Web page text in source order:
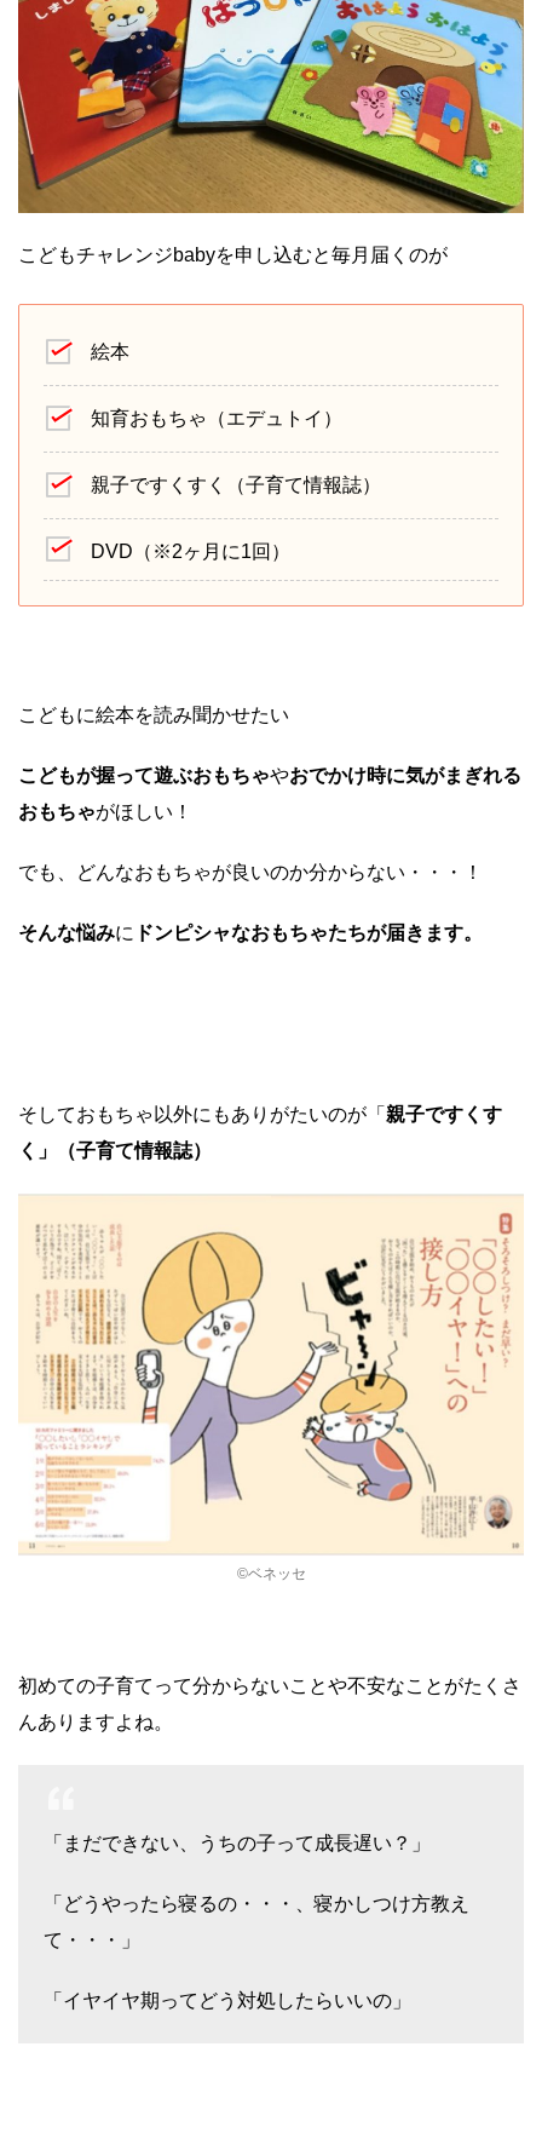
こどもチャレンジbabyを申し込むと毎月届くのが
絵本
知育おもちゃ（エデュトイ）
親子ですくすく（子育て情報誌）
DVD（※2ヶ月に1回）
こどもに絵本を読み聞かせたい
こどもが握って遊ぶおもちゃやおでかけ時に気がまぎれる
おもちゃがほしい！
でも、どんなおもちゃが良いのか分からない・・・！
そんな悩みに ドンピシャなおもちゃたちが届きます。
そしておもちゃ以外にもありがたいのが「 親子ですくす
く」（子育て情報誌）
©ベネッセ
初めての子育てって分からないことや不安なことがたくさ
んありますよね。
「まだできない、うちの子って成長遅い？」
「どうやったら寝るの・・・、寝かしつけ方教え
て・・・」
「イヤイヤ期ってどう対処したらいいの」